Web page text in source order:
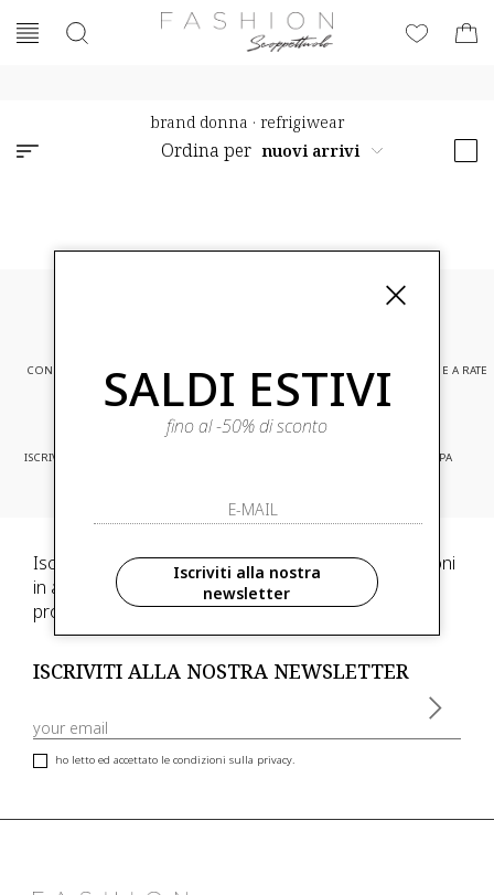
brand donna · refrigiwear
Ordina per
CONSEGNA EXPRESS ASSISTENZA CLIENTI PAGAMENTI SICURI E A RATE
ISCRIVITI ED ACCEDI A PROMOZIONI
CONSEGNA IN TUTTA EUROPA
Iscriviti alla newsletter e scegli di ricevere informazioni
in anteprima ed anticipazioni di collezioni, inoltre,
promozioni esclusive riservate ai nostri clienti VIP
ISCRIVITI ALLA NOSTRA NEWSLETTER
ho letto ed accettato le condizioni sulla privacy.
SALDI ESTIVI
fino al -50% di sconto
Iscriviti alla nostra
newsletter